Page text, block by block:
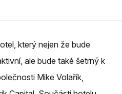
který nejen že bude
ale bude také šetrný k
Mike Volařík,